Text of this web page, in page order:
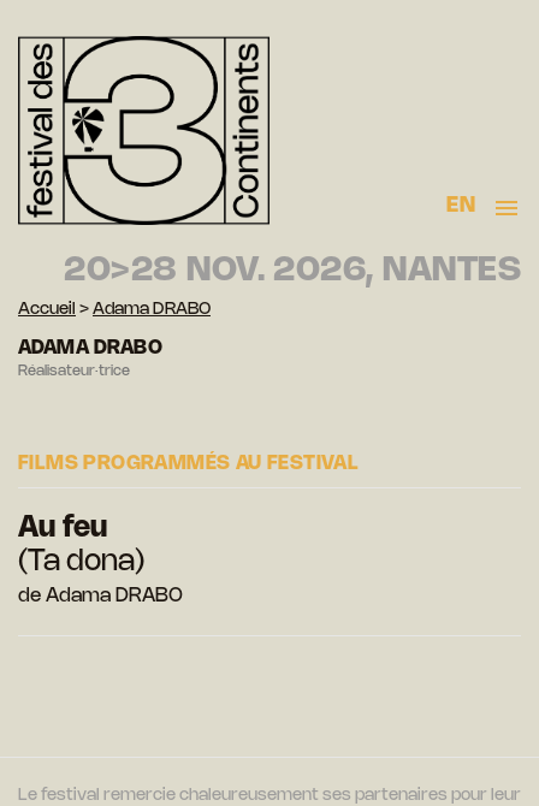
EN
20>28 NOV. 2026, NANTES
Accueil > Adama DRABO
ADAMA DRABO
Réalisateur·trice
FILMS PROGRAMMÉS AU FESTIVAL
Au feu
(Ta dona)
de Adama DRABO
Le festival remercie chaleureusement ses partenaires pour leur